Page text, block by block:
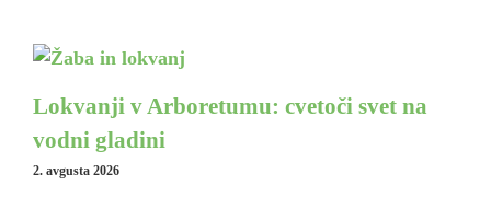
Lokvanji v Arboretumu: cvetoči svet na
vodni gladini
2. avgusta 2026